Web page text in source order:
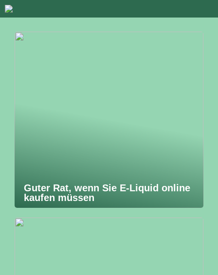
Guter Rat, wenn Sie E-Liquid online
kaufen müssen